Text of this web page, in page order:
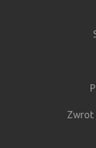
Zwrot